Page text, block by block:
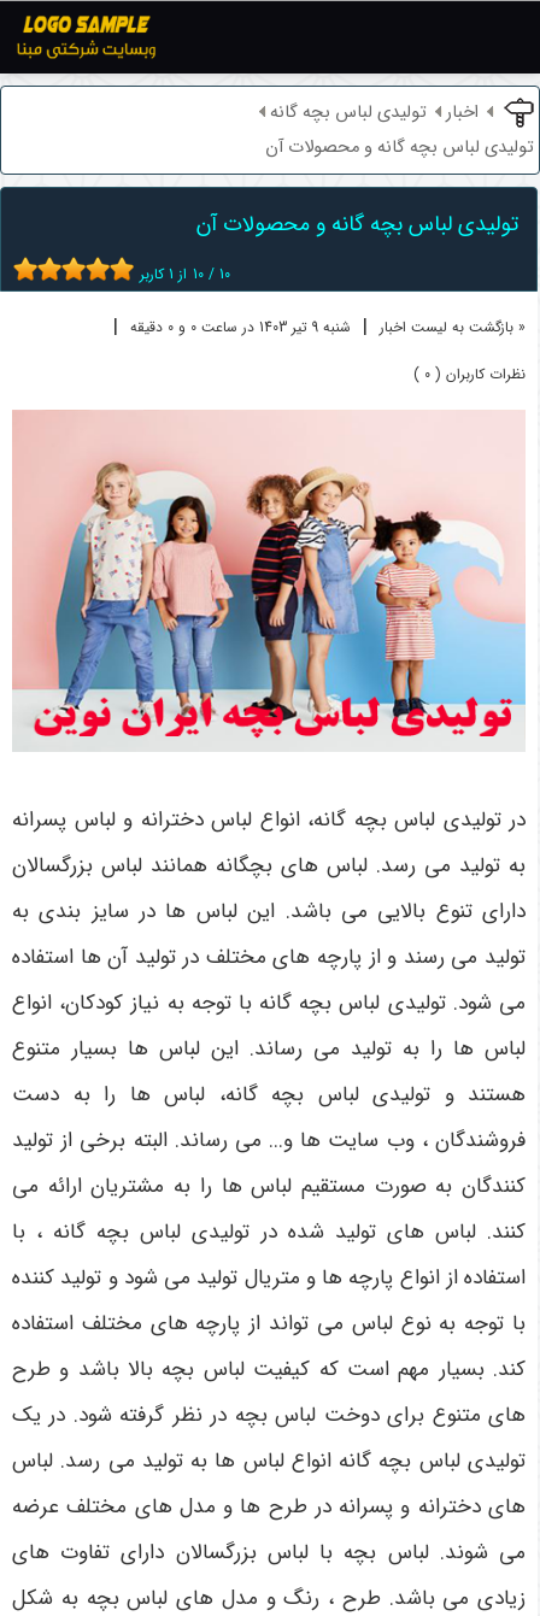
اخبار
تولیدی لباس بچه گانه
تولیدی لباس بچه گانه و محصولات آن
تولیدی لباس بچه گانه و محصولات آن
10 / 10 از 1کاربر
« بازگشت به لیست اخبار | شنبه 9 تير 1403 در ساعت 0 و 0 دقیقه |
نظرات کاربران ( 0 )
در تولیدی لباس بچه گانه، انواع لباس دخترانه و لباس پسرانه
به تولید می رسد. لباس های بچگانه همانند لباس بزرگسالان
دارای تنوع بالایی می باشد. این لباس ها در سایز بندی به
تولید می رسند و از پارچه های مختلف در تولید آن ها استفاده
می شود. تولیدی لباس بچه گانه با توجه به نیاز کودکان، انواع
لباس ها را به تولید می رساند. این لباس ها بسیار متنوع
هستند و تولیدی لباس بچه گانه، لباس ها را به دست
فروشندگان ، وب سایت ها و... می رساند. البته برخی از تولید
کنندگان به صورت مستقیم لباس ها را به مشتریان ارائه می
کنند. لباس های تولید شده در تولیدی لباس بچه گانه ، با
استفاده از انواع پارچه ها و متریال تولید می شود و تولید کننده
با توجه به نوع لباس می تواند از پارچه های مختلف استفاده
کند. بسیار مهم است که کیفیت لباس بچه بالا باشد و طرح
های متنوع برای دوخت لباس بچه در نظر گرفته شود. در یک
تولیدی لباس بچه گانه انواع لباس ها به تولید می رسد. لباس
های دخترانه و پسرانه در طرح ها و مدل های مختلف عرضه
می شوند. لباس بچه با لباس بزرگسالان دارای تفاوت های
زیادی می باشد. طرح ، رنگ و مدل های لباس بچه به شکل